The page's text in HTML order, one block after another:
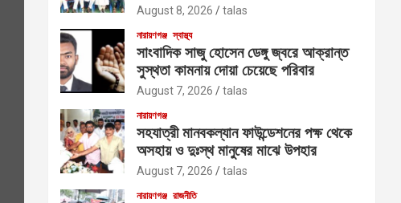
August 8, 2026 talas
নারায়ণগঞ্জ স্বাস্থ্য
সাংবাদিক সাজু হোসেন ডেঙ্গু জ্বরে আক্রান্ত
সুস্থতা কামনায় দোয়া চেয়েছে পরিবার
August 7, 2026 talas
নারায়ণগঞ্জ
সহযাত্রী মানবকল্যান ফাউন্ডেশনের পক্ষ থেকে
অসহায় ও দুঃস্থ মানুষের মাঝে উপহার
August 7, 2026 talas
নারায়ণগঞ্জ রাজনীতি